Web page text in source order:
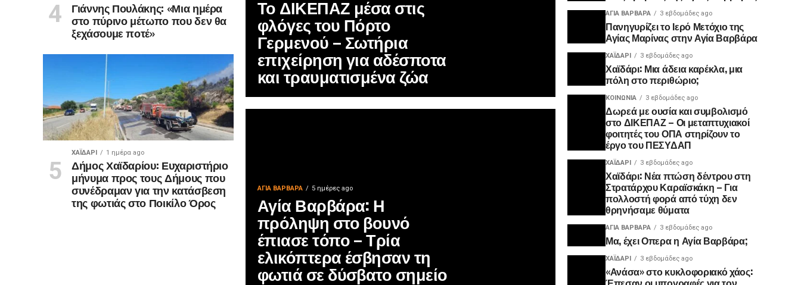
Το ΔΙΚΕΠΑΖ μέσα στις
φλόγες του Πόρτο
Γερμενού – Σωτήρια
επιχείρηση για αδέσποτα
και τραυματισμένα ζώα
ΑΓΙΑ ΒΑΡΒΑΡΑ 5 ημέρες ago
Αγία Βαρβάρα: Η
πρόληψη στο βουνό
έπιασε τόπο – Τρία
ελικόπτερα έσβησαν τη
φωτιά σε δύσβατο σημείο
Γιάννης Πουλάκης: «Μια ημέρα
στο πύρινο μέτωπο που δεν θα
ξεχάσουμε ποτέ»
ΧΑΪΔΑΡΙ 1 ημέρα ago
Δήμος Χαϊδαρίου: Ευχαριστήριο
μήνυμα προς τους Δήμους που
συνέδραμαν για την κατάσβεση
της φωτιάς στο Ποικίλο Όρος
ΑΓΙΑ ΒΑΡΒΑΡΑ 3 εβδομάδες ago
Πανηγυρίζει το Ιερό Μετόχιο της
Αγίας Μαρίνας στην Αγία Βαρβάρα
ΧΑΪΔΑΡΙ 3 εβδομάδες ago
Χαϊδάρι: Μια άδεια καρέκλα, μια
πόλη στο περιθώριο;
ΚΟΙΝΩΝΊΑ 3 εβδομάδες ago
Δωρεά με ουσία και συμβολισμό
στο ΔΙΚΕΠΑΖ – Οι μεταπτυχιακοί
φοιτητές του ΟΠΑ στηρίζουν το
έργο του ΠΕΣΥΔΑΠ
ΧΑΪΔΑΡΙ 3 εβδομάδες ago
Χαϊδάρι: Νέα πτώση δέντρου στη
Στρατάρχου Καραϊσκάκη – Για
πολλοστή φορά από τύχη δεν
θρηνήσαμε θύματα
ΑΓΙΑ ΒΑΡΒΑΡΑ 3 εβδομάδες ago
Μα, έχει Οπερα η Αγία Βαρβάρα;
ΧΑΪΔΑΡΙ 3 εβδομάδες ago
«Ανάσα» στο κυκλοφοριακό χάος: